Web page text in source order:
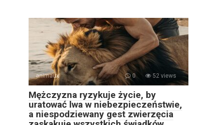
animaux 0 52 views
Mężczyzna ryzykuje życie, by
uratować lwa w niebezpieczeństwie,
a niespodziewany gest zwierzęcia